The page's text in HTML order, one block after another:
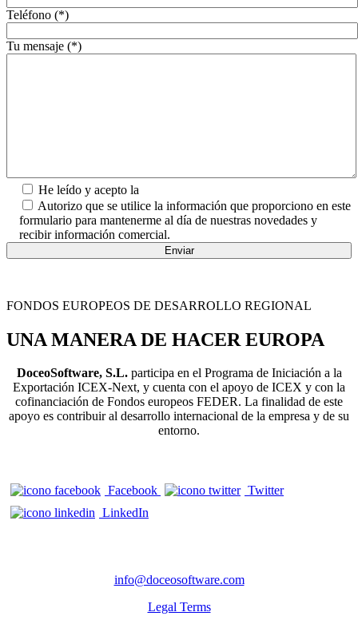
Teléfono (*)
Tu mensaje (*)
He leído y acepto la
Autorizo que se utilice la información que proporciono en este
formulario para mantenerme al día de nuestras novedades y
recibir información comercial.
FONDOS EUROPEOS DE DESARROLLO REGIONAL
UNA MANERA DE HACER EUROPA
DoceoSoftware, S.L.participa en el Programa de Iniciación a la
Exportación ICEX‐Next, y cuenta con el apoyo de ICEX y con la
cofinanciación de Fondos europeos FEDER. La finalidad de este
apoyo es contribuir al desarrollo internacional de la empresa y de su
entorno.
Facebook
Twitter
LinkedIn
info@doceosoftware.com
Legal Terms